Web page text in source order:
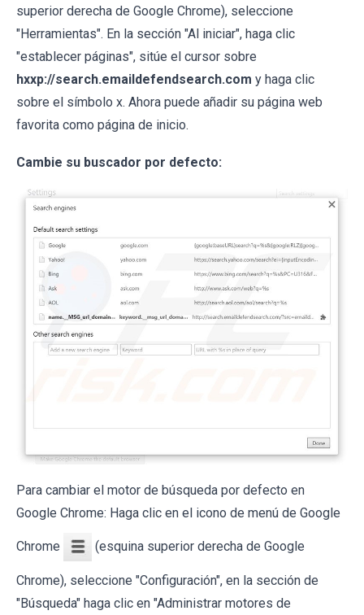
superior derecha de Google Chrome), seleccione
"Herramientas". En la sección "Al iniciar", haga clic
"establecer páginas", sitúe el cursor sobre
hxxp://search.emaildefendsearch.com y haga clic
sobre el símbolo x. Ahora puede añadir su página web
favorita como página de inicio.
Cambie su buscador por defecto:
Para cambiar el motor de búsqueda por defecto en
Google Chrome: Haga clic en el icono de menú de Google
Chrome (esquina superior derecha de Google
Chrome), seleccione "Configuración", en la sección de
"Búsqueda" haga clic en "Administrar motores de